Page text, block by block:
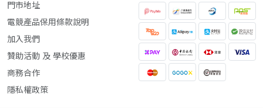
門市地址
電競產品保用條款說明
加入我們
贊助活動 及 學校優惠
商務合作
隱私權政策